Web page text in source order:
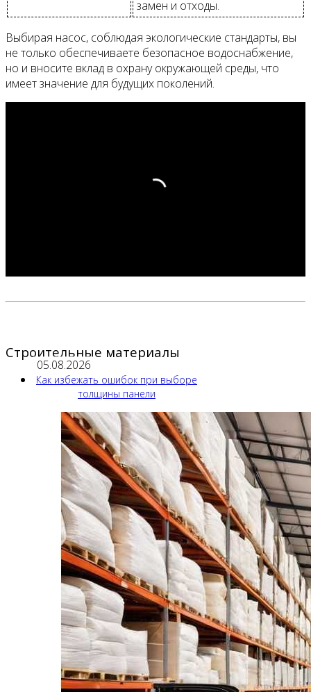
замен и отходы.
Выбирая насос, соблюдая экологические стандарты, вы
не только обеспечиваете безопасное водоснабжение,
но и вносите вклад в охрану окружающей среды, что
имеет значение для будущих поколений.
Строительные материалы
05.08.2026
Как избежать ошибок при выборе
толщины панели